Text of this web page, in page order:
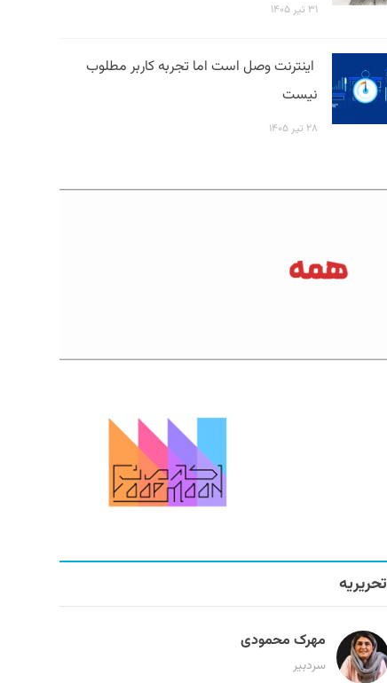
۳۱ تیر ۱۴۰۵
اینترنت وصل است اما تجربه کاربر مطلوب
نیست
۲۸ تیر ۱۴۰۵
تحریریه
مهرک محمودی
سردبیر